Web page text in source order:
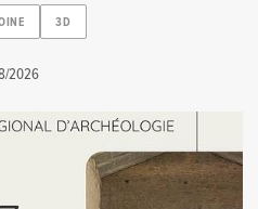
3D
2026